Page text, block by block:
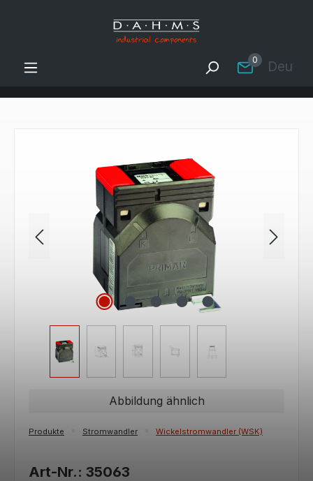
Zum Hauptinhalt springen
0
Bildergalerie überspringen
Abbildung ähnlich
Produkte Stromwandler Wickelstromwandler (WSK)
Art-Nr.: 35063